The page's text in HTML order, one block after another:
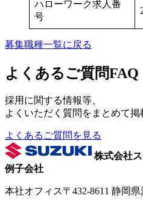
ハローワーク求人番
号
募集職種一覧に戻る
よくあるご質問FAQ
採用に関する情報等、
よくいただく質問をまとめて掲
よくあるご質問を見る
株式会社
例子会社
本社オフィス〒432-8611 静岡県